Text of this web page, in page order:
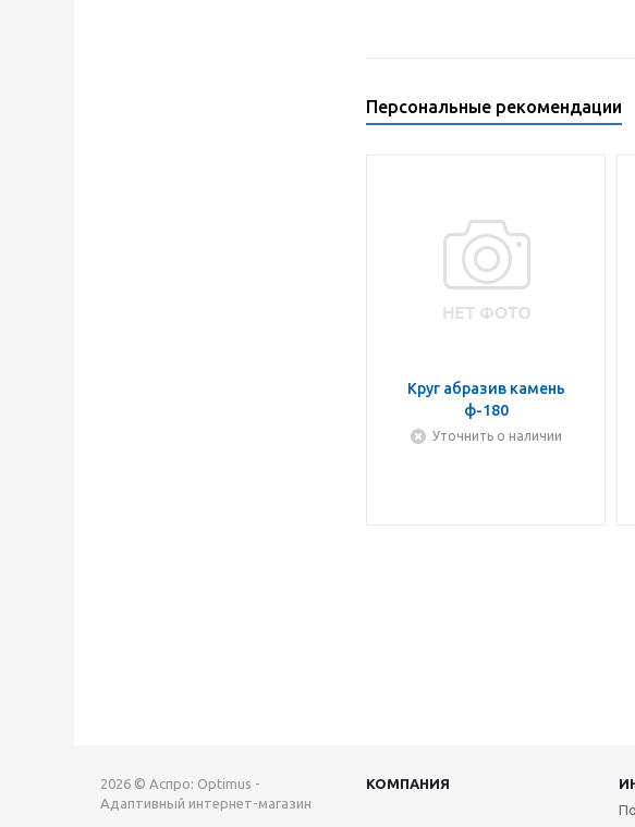
Персональные рекомендации
Круг абразив камень
ф-180
Уточнить о наличии
2026 © Аспро: Optimus -
Адаптивный интернет-магазин
КОМПАНИЯ